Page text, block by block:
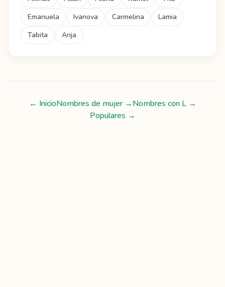
Emanuela
Ivanova Carmelina
Lamia
Tabita
Anja
← InicioNombres de mujer→Nombres con L→
Populares →